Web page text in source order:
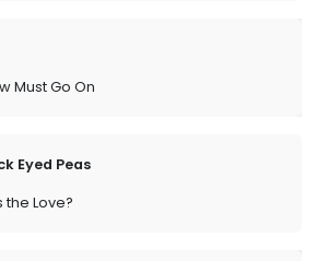
Must Go On
Eyed Peas
the Love?